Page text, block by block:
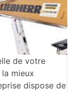
de votre
la mieux
dispose de